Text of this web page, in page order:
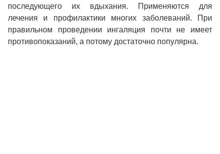
последующего их вдыхания. Применяются для
лечения и профилактики многих заболеваний. При
правильном проведении ингаляция почти не имеет
противопоказаний, а потому достаточно популярна.